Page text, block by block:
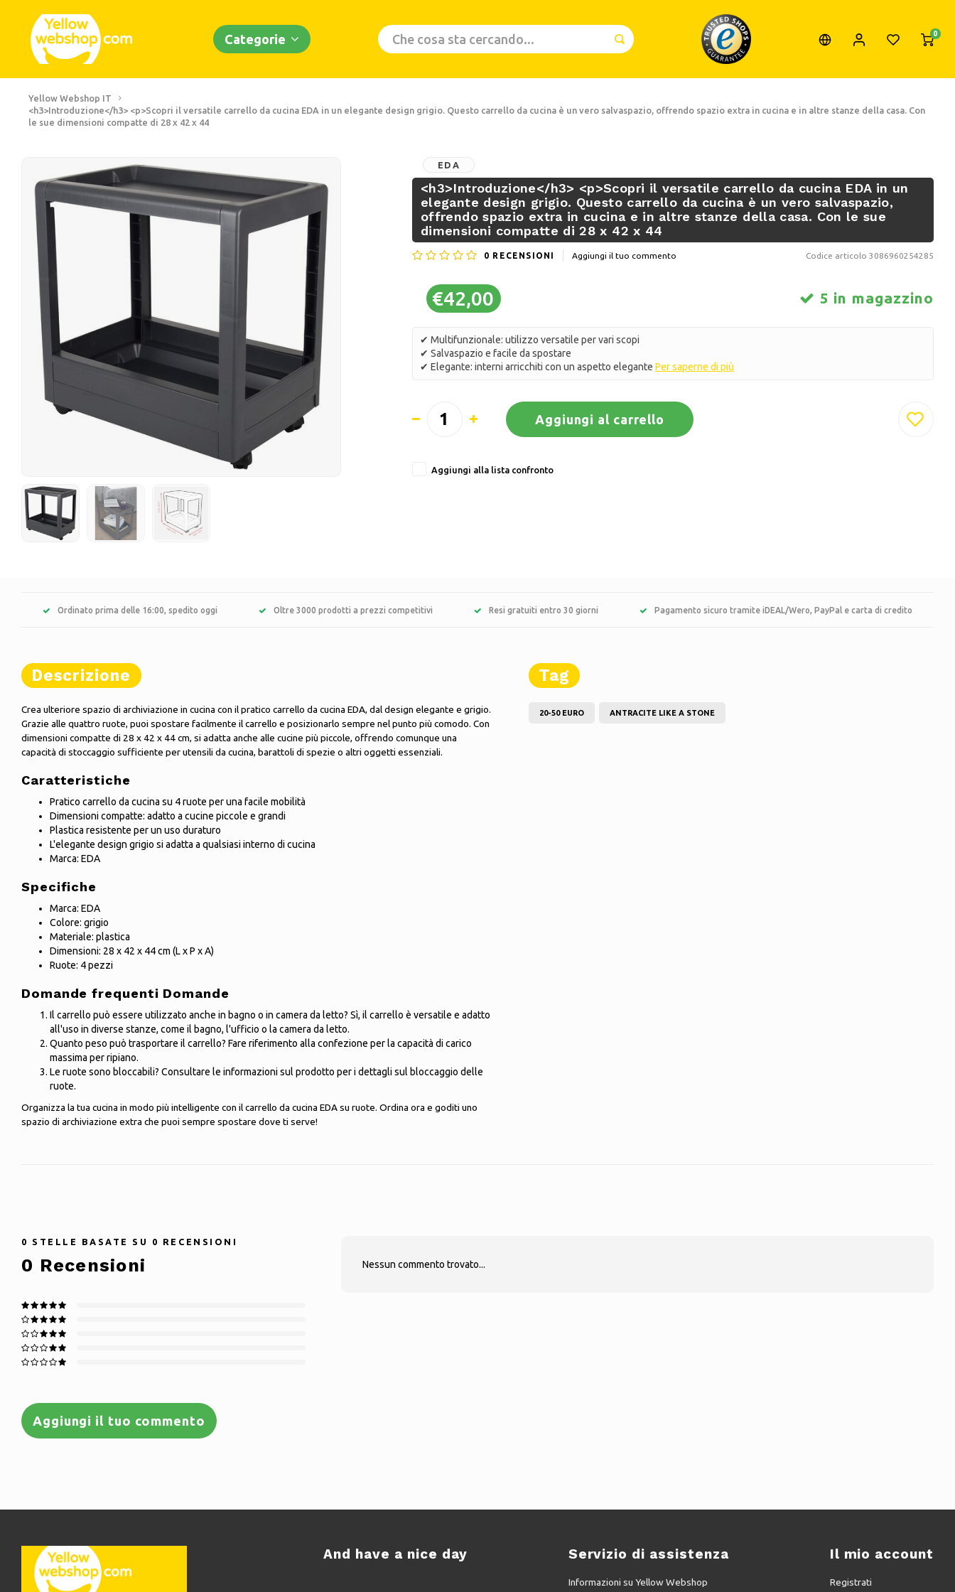
Categorie 0
Yellow Webshop IT
<h3>Introduzione</h3> <p>Scopri il versatile carrello da cucina EDA in un elegante design grigio. Questo carrello da cucina è un vero salvaspazio, offrendo spazio extra in cucina e in altre stanze della casa. Con
le sue dimensioni compatte di 28 x 42 x 44
EDA
<h3>Introduzione</h3> <p>Scopri il versatile carrello da cucina EDA in un
elegante design grigio. Questo carrello da cucina è un vero salvaspazio,
offrendo spazio extra in cucina e in altre stanze della casa. Con le sue
dimensioni compatte di 28 x 42 x 44
0 RECENSIONI Aggiungi il tuo commento Codice articolo 3086960254285
€42,00 5 in magazzino
✔ Multifunzionale: utilizzo versatile per vari scopi
✔ Salvaspazio e facile da spostare
✔ Elegante: interni arricchiti con un aspetto elegante Per saperne di più
Aggiungi al carrello
Aggiungi alla lista confronto
Ordinato prima delle 16:00, spedito oggi Oltre 3000 prodotti a prezzi competitivi Resi gratuiti entro 30 giorni Pagamento sicuro tramite iDEAL/Wero, PayPal e carta di credito
Descrizione
Crea ulteriore spazio di archiviazione in cucina con il pratico carrello da cucina EDA, dal design elegante e grigio.
Grazie alle quattro ruote, puoi spostare facilmente il carrello e posizionarlo sempre nel punto più comodo. Con
dimensioni compatte di 28 x 42 x 44 cm, si adatta anche alle cucine più piccole, offrendo comunque una
capacità di stoccaggio sufficiente per utensili da cucina, barattoli di spezie o altri oggetti essenziali.
Caratteristiche
Pratico carrello da cucina su 4 ruote per una facile mobilità
Dimensioni compatte: adatto a cucine piccole e grandi
Plastica resistente per un uso duraturo
L'elegante design grigio si adatta a qualsiasi interno di cucina
Marca: EDA
Specifiche
Marca: EDA
Colore: grigio
Materiale: plastica
Dimensioni: 28 x 42 x 44 cm (L x P x A)
Ruote: 4 pezzi
Domande frequenti Domande
Il carrello può essere utilizzato anche in bagno o in camera da letto? Sì, il carrello è versatile e adatto
all'uso in diverse stanze, come il bagno, l'ufficio o la camera da letto.
Quanto peso può trasportare il carrello? Fare riferimento alla confezione per la capacità di carico
massima per ripiano.
Le ruote sono bloccabili? Consultare le informazioni sul prodotto per i dettagli sul bloccaggio delle
ruote.
Organizza la tua cucina in modo più intelligente con il carrello da cucina EDA su ruote. Ordina ora e goditi uno
spazio di archiviazione extra che puoi sempre spostare dove ti serve!
Tag
20-50 EURO ANTRACITE LIKE A STONE
0 STELLE BASATE SU 0 RECENSIONI
0 Recensioni
Aggiungi il tuo commento
Nessun commento trovato...
And have a nice day Servizio di assistenza
Informazioni su Yellow Webshop
Il mio account
Registrati